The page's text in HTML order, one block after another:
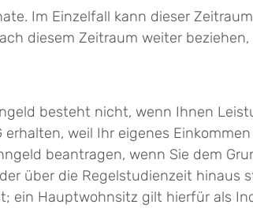
Im Einzelfall kann dieser
diesem Zeitraum weiter
besteht nicht, wenn Ihnen
weil Ihr eigenes
beantragen, wenn Sie dem
über die Regelstudienzeit hinaus
ein Hauptwohnsitz gilt hierfür als